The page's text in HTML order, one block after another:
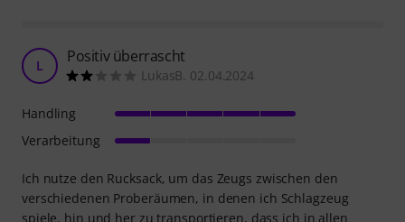
L Positiv überrascht
LukasB. 02.04.2024
Ich nutze den Rucksack, um das Zeugs zwischen den
verschiedenen Proberäumen, in denen ich Schlagzeug
spiele, hin und her zu transportieren, dass ich in allen
Handling
Verarbeitung